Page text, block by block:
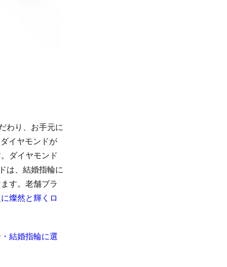
わり、お手元に
イヤモンドが
ダイヤモンド
は、結婚指輪に
す。老舗ブラ
燦然と輝くロ
結婚指輪に選